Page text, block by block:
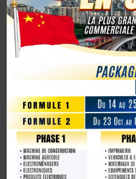
Coopération Sino-Ivoirienne :
Ambassadeur de la Côte
diplomatique
1er octobre 2025, la Chine
La Chine fête les 80 ans de la